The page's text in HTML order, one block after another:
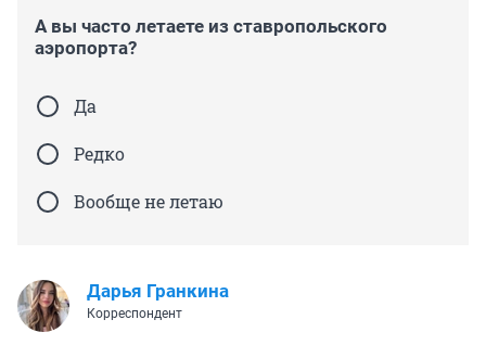
А вы часто летаете из ставропольского
аэропорта?
Да
Редко
Вообще не летаю
Дарья Гранкина
Корреспондент